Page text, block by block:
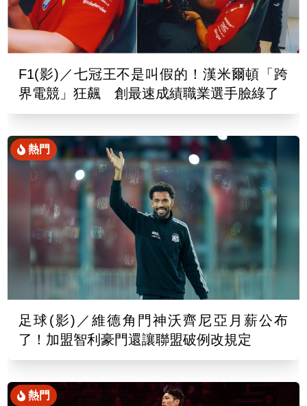
F1(影)／七冠王不是叫假的！漢米爾頓「跨
界電競」狂飆 創最速成績職業選手臉綠了
熱門
足球(影)／維德角門神沃齊尼亞月薪公布
了！加盟智利豪門還讓聯盟破例改規定
熱門